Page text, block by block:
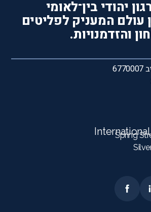
יהודי בין־לאומי
המעניק לפליטים
והזדמנויות.